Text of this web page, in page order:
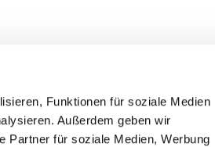
Funktionen für soziale Medien
Außerdem geben wir
Partner für soziale Medien, Werbung